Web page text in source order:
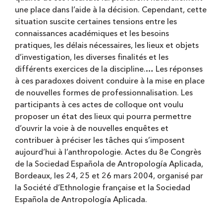
une place dans l’aide à la décision. Cependant, cette
situation suscite certaines tensions entre les
connaissances académiques et les besoins
pratiques, les délais nécessaires, les lieux et objets
d’investigation, les diverses finalités et les
différents exercices de la discipline.… Les réponses
à ces paradoxes doivent conduire à la mise en place
de nouvelles formes de professionnalisation. Les
participants à ces actes de colloque ont voulu
proposer un état des lieux qui pourra permettre
d’ouvrir la voie à de nouvelles enquêtes et
contribuer à préciser les tâches qui s’imposent
aujourd’hui à l’anthropologie. Actes du 8e Congrès
de la Sociedad Española de Antropología Aplicada,
Bordeaux, les 24, 25 et 26 mars 2004, organisé par
la Société d’Ethnologie française et la Sociedad
Española de Antropología Aplicada.